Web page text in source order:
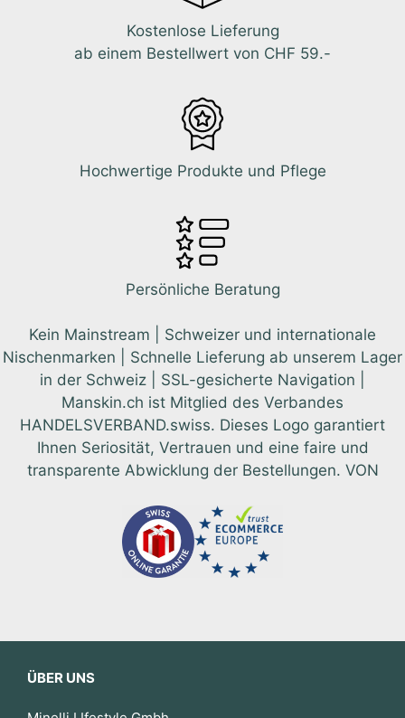
Kostenlose Lieferung
ab einem Bestellwert von CHF 59.-
Hochwertige Produkte und Pflege
Persönliche Beratung
Kein Mainstream | Schweizer und internationale
Nischenmarken | Schnelle Lieferung ab unserem Lager
in der Schweiz | SSL-gesicherte Navigation |
Manskin.ch ist Mitglied des Verbandes
HANDELSVERBAND.swiss. Dieses Logo garantiert
Ihnen Seriosität, Vertrauen und eine faire und
transparente Abwicklung der Bestellungen. VON
ÜBER UNS